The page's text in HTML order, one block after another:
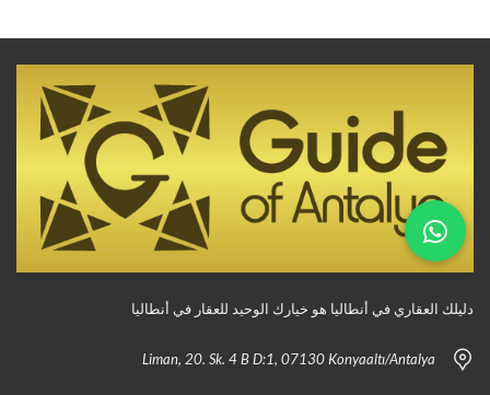
دليلك العقاري في أنطاليا هو خيارك الوحيد للعقار في أنطاليا
Liman, 20. Sk. 4 B D:1, 07130 Konyaaltı/Antalya